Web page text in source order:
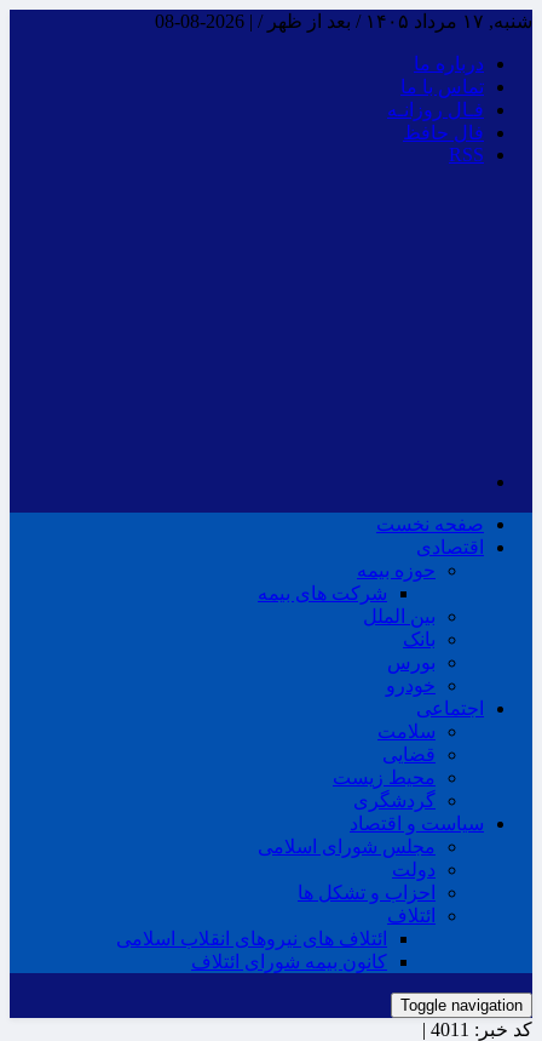
شنبه, ۱۷ مرداد ۱۴۰۵ / بعد از ظهر / |
2026-08-08
درباره ما
تماس با ما
فـال روزانـه
فال حافظ
RSS
صفحه نخست
اقتصادی
حوزه بیمه
شرکت های بیمه
بین الملل
بانک
بورس
خودرو
اجتماعی
سلامت
قضایی
محیط زیست
گردشگری
سیاست و اقتصاد
مجلس شورای اسلامی
دولت
احزاب و تشکل ها
ائتلاف
ائتلاف های نیروهای انقلاب اسلامی
کانون بیمه شورای ائتلاف
Toggle navigation
کد خبر: 4011 |